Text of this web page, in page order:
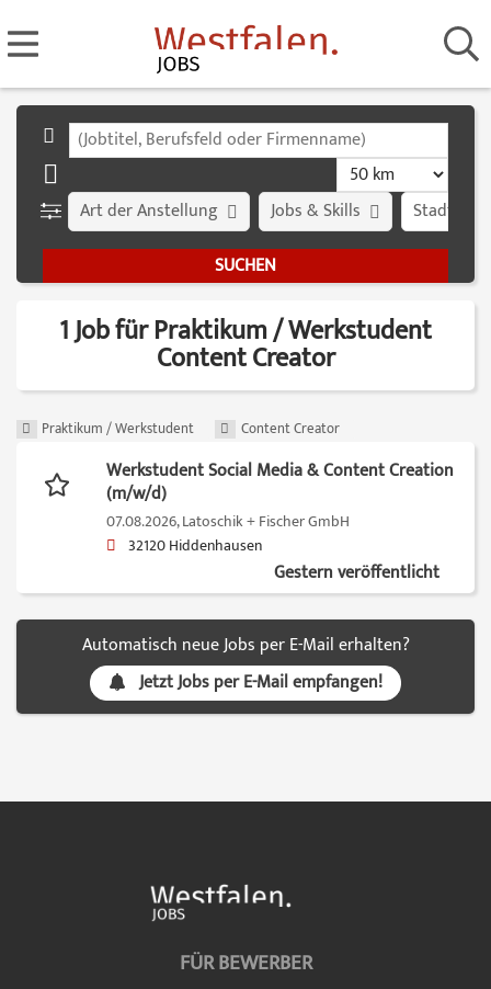
Stadt
Art der Anstellung Jobs & Skills
1 Job für Praktikum / Werkstudent
Content Creator
Praktikum / Werkstudent Content Creator
Werkstudent Social Media & Content Creation
(m/w/d)
07.08.2026,Latoschik + Fischer GmbH
32120 Hiddenhausen
Gestern veröffentlicht
Automatisch neue Jobs per E-Mail erhalten?
Jetzt Jobs per E-Mail empfangen!
FÜR BEWERBER